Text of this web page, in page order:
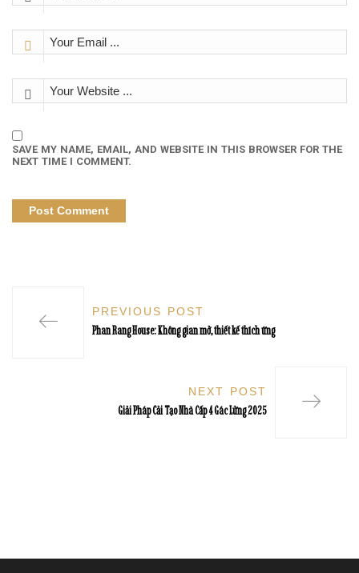
SAVE MY NAME, EMAIL, AND WEBSITE IN THIS BROWSER FOR THE
NEXT TIME I COMMENT.
PREVIOUS POST
Phan Rang House: Không gian mở, thiết kế thích ứng
NEXT POST
Giải Pháp Cải Tạo Nhà Cấp 4 Gác Lửng 2025